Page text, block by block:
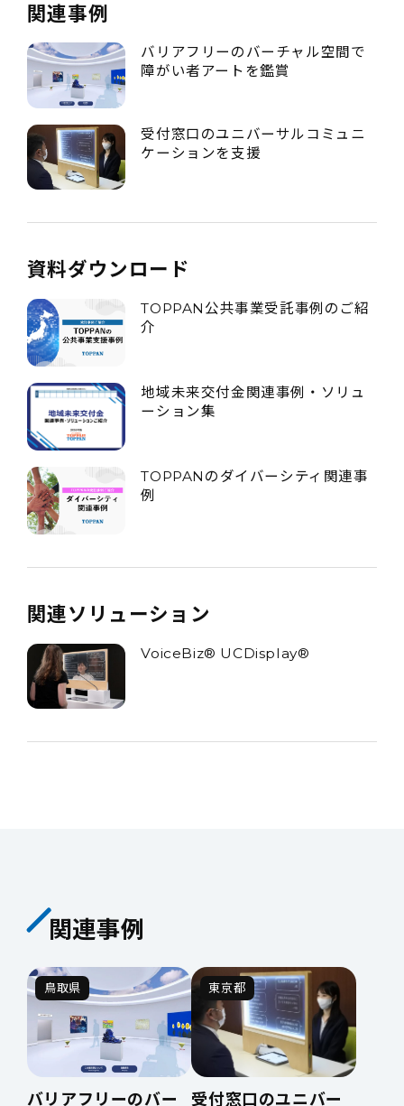
関連事例
バリアフリーのバーチャル空間で
障がい者アートを鑑賞
受付窓口のユニバーサルコミュニ
ケーションを支援
資料ダウンロード
TOPPAN公共事業受託事例のご紹
介
地域未来交付金関連事例・ソリュ
ーション集
TOPPANのダイバーシティ関連事
例
関連ソリューション
VoiceBiz® UCDisplay®
関連事例
鳥取県
バリアフリーのバー
東京都
受付窓口のユニバー